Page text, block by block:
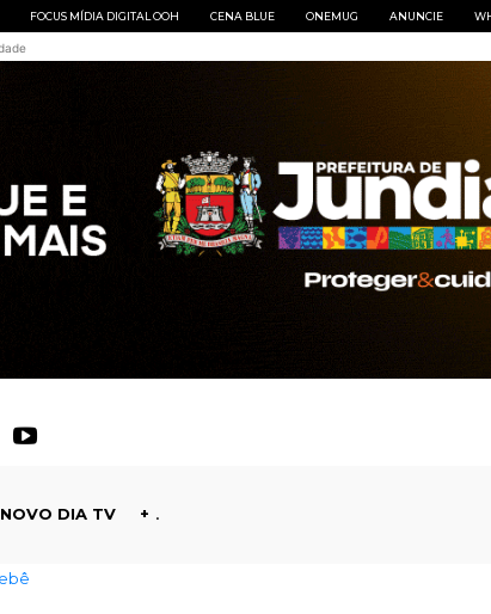
FOCUS MÍDIA DIGITAL OOH CENA BLUE ONEMUG ANUNCIE
NOVO DIA TV +
atualização